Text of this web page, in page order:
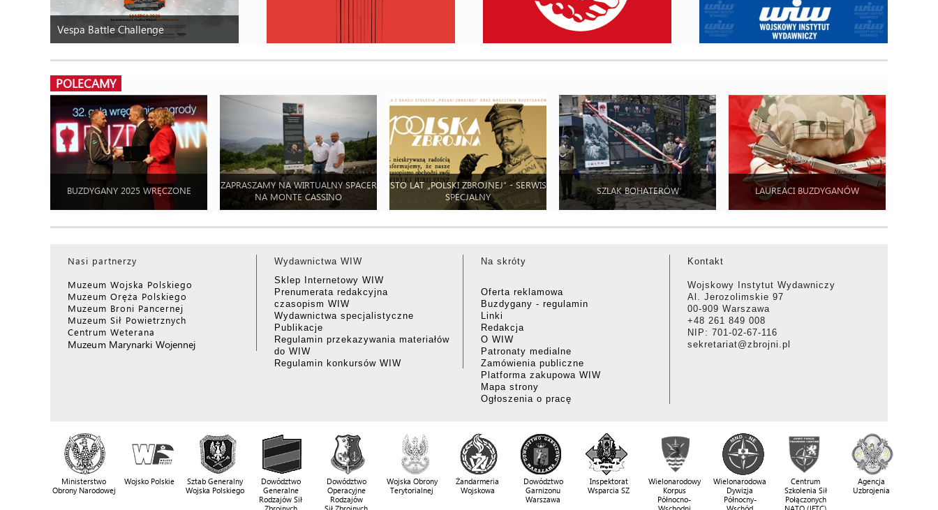
Vespa Battle Challenge
POLECAMY
BUZDYGANY 2025 WRĘCZONE
ZAPRASZAMY NA WIRTUALNY SPACER
NA MONTE CASSINO
STO LAT „POLSKI ZBROJNEJ” - SERWIS
SPECJALNY
SZLAK BOHATERÓW LAUREACI BUZDYGANÓW
Nasi partnerzy
Muzeum Wojska Polskiego
Muzeum Oręża Polskiego
Muzeum Broni Pancernej
Muzeum Sił Powietrznych
Centrum Weterana
Muzeum Marynarki Wojennej
Wydawnictwa WIW
Sklep Internetowy WIW
Prenumerata redakcyjna
czasopism WIW
Wydawnictwa specjalistyczne
Publikacje
Regulamin przekazywania materiałów
do WIW
Regulamin konkursów WIW
Na skróty
Oferta reklamowa
Buzdygany - regulamin
Linki
Redakcja
O WIW
Patronaty medialne
Zamówienia publiczne
Platforma zakupowa WIW
Mapa strony
Ogłoszenia o pracę
Kontakt
Wojskowy Instytut Wydawniczy
Al. Jerozolimskie 97
00-909 Warszawa
+48 261 849 008
NIP: 701-02-67-116
sekretariat@zbrojni.pl
Ministerstwo
Obrony Narodowej
Wojsko Polskie
Sztab Generalny
Wojska Polskiego
Dowództwo
Generalne
Rodzajów Sił
Dowództwo
Operacyjne
Rodzajów
Wojska Obrony
Terytorialnej
Żandarmeria
Wojskowa
Dowództwo
Garnizonu
Warszawa
Inspektorat
Wsparcia SZ
Wielonarodowy
Korpus
Północno-
Wielonarodowa
Dywizja
Północny-
Centrum
Szkolenia Sił
Połączonych
Agencja
Uzbrojenia